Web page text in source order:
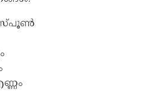
സ്പൂൺ